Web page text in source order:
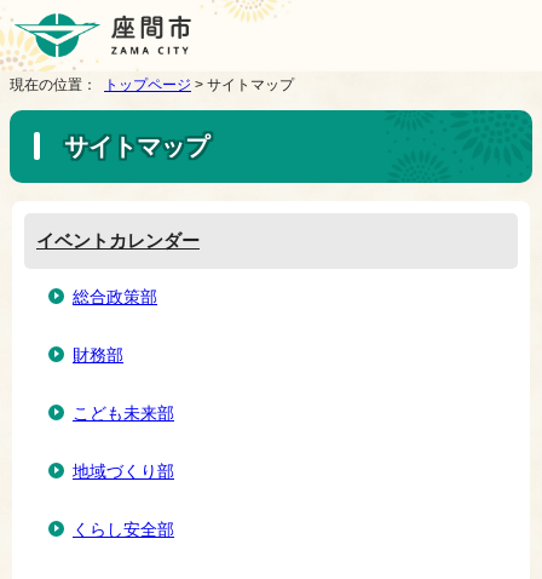
現在の位置： トップページ > サイトマップ
サイトマップ
イベントカレンダー
総合政策部
財務部
こども未来部
地域づくり部
くらし安全部